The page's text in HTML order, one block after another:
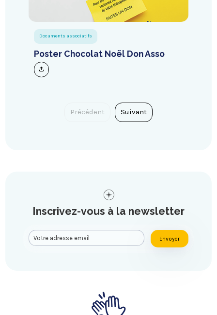
Documents associatifs
Poster Chocolat Noël Don Asso
Précédent Suivant
Inscrivez-vous à la newsletter
Envoyer